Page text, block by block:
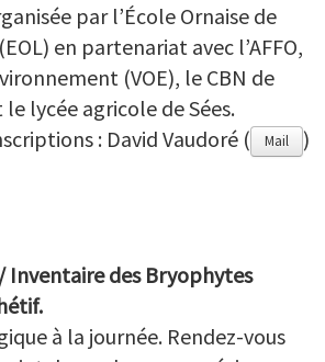
par l’École Ornaise de
en partenariat avec l’AFFO,
(VOE), le CBN de
lycée agricole de Sées.
: David Vaudoré (
Mail )
Inventaire des Bryophytes
à la journée. Rendez-vous